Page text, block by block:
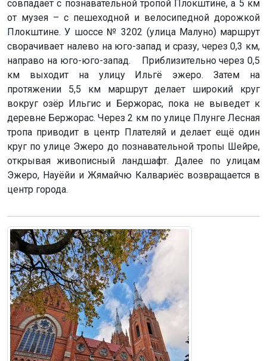
совпадает с познавательной тропой Плокштине, а 5 км
от музея – с пешеходной и велосипедной дорожкой
Плокштине. У шоссе № 3202 (улица Малуно) маршрут
сворачивает налево на юго-запад и сразу, через 0,3 км,
направо на юго-юго-запад. Приблизительно через 0,5
км выходит на улицу Ильгё эжеро. Затем на
протяжении 5,5 км маршрут делает широкий круг
вокруг озёр Ильгис и Бержорас, пока не выведет к
деревне Бержорас. Через 2 км по улице Плунге Лесная
тропа приводит в центр Плателяй и делает ещё один
круг по улице Эжеро до познавательной тропы Шейре,
открывая живописный ландшафт. Далее по улицам
Эжеро, Науёйи и Жямайчю Калвариёс возвращается в
центр города.